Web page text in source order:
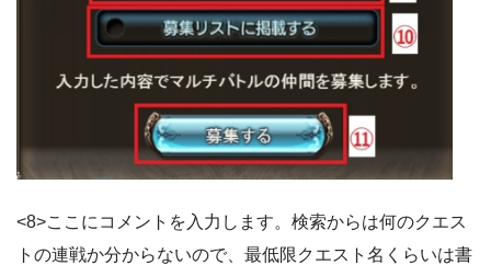
<8>ここにコメントを入力します。検索からは何のクエス
トの連戦か分からないので、最低限クエスト名くらいは書